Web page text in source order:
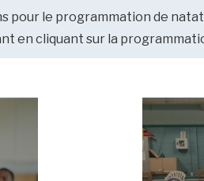
pour le programmation de
en cliquant sur la